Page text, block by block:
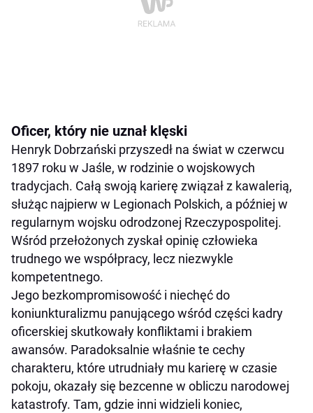
Oficer, który nie uznał klęski
Henryk Dobrzański przyszedł na świat w czerwcu
1897 roku w Jaśle, w rodzinie o wojskowych
tradycjach. Całą swoją karierę związał z kawalerią,
służąc najpierw w Legionach Polskich, a później w
regularnym wojsku odrodzonej Rzeczypospolitej.
Wśród przełożonych zyskał opinię człowieka
trudnego we współpracy, lecz niezwykle
kompetentnego.
Jego bezkompromisowość i niechęć do
koniunkturalizmu panującego wśród części kadry
oficerskiej skutkowały konfliktami i brakiem
awansów. Paradoksalnie właśnie te cechy
charakteru, które utrudniały mu karierę w czasie
pokoju, okazały się bezcenne w obliczu narodowej
katastrofy. Tam, gdzie inni widzieli koniec,